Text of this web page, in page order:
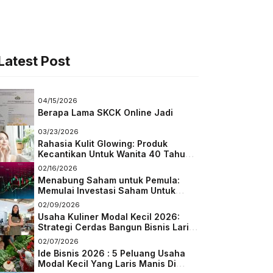
Post
04/15/2026
Berapa Lama SKCK Online Jadi
03/23/2026
Rahasia Kulit Glowing: Produk
Kecantikan Untuk Wanita 40 Tahun
Keatas
02/16/2026
Menabung Saham untuk Pemula:
Memulai Investasi Saham Untuk
Pemula
02/09/2026
Usaha Kuliner Modal Kecil 2026:
Strategi Cerdas Bangun Bisnis Laris
di Tengah Persaingan
02/07/2026
Ide Bisnis 2026 : 5 Peluang Usaha
Modal Kecil Yang Laris Manis Di